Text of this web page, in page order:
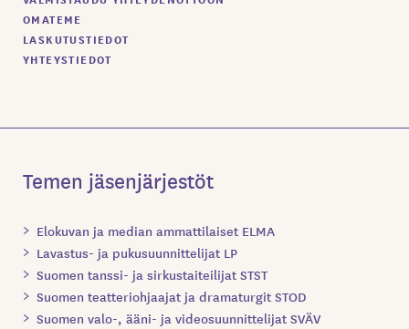
OMATEME
LASKUTUSTIEDOT
YHTEYSTIEDOT
Temen jäsenjärjestöt
Elokuvan ja median ammattilaiset ELMA
Lavastus- ja pukusuunnittelijat LP
Suomen tanssi- ja sirkustaiteilijat STST
Suomen teatteriohjaajat ja dramaturgit STOD
Suomen valo-, ääni- ja videosuunnittelijat SVÄV